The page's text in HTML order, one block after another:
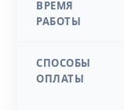
ВРЕМЯ
РАБОТЫ
СПОСОБЫ
ОПЛАТЫ